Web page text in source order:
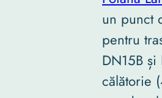
un punct
pentru
DN15B
călătorie